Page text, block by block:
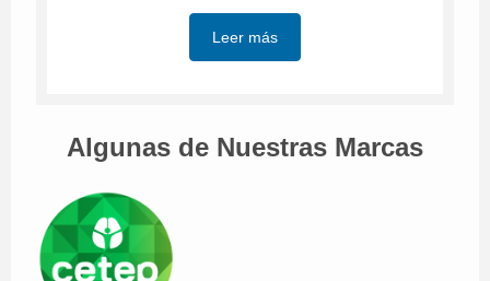
Leer más
Algunas de Nuestras Marcas